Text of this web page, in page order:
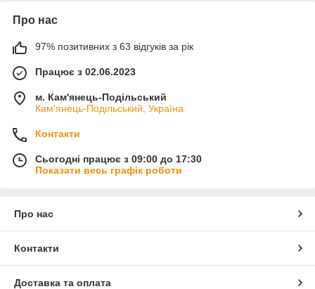
Про нас
97% позитивних з 63 відгуків за рік
Працює з 02.06.2023
м. Кам'янець-Подільський
Кам'янець-Подільський, Україна
Контакти
Сьогодні працює з 09:00 до 17:30
Показати весь графік роботи
Про нас
Контакти
Доставка та оплата